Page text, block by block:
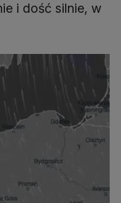
i dość silnie, w